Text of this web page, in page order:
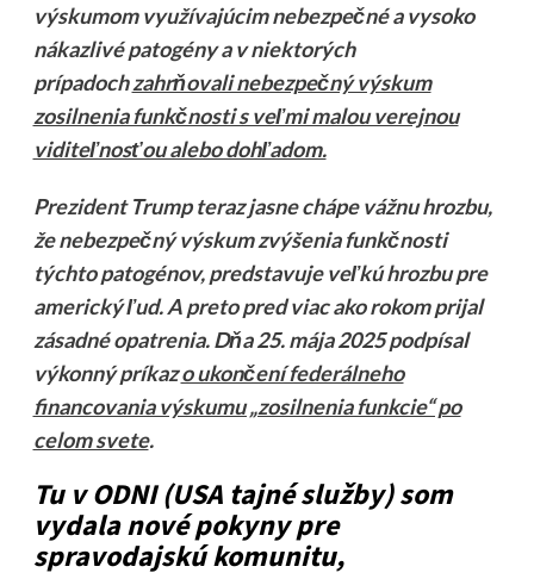
výskumom využívajúcim nebezpečné a vysoko
nákazlivé patogény a v niektorých
prípadochzahrňovali nebezpečný výskum
zosilnenia funkčnosti s veľmi malou verejnou
viditeľnosťou alebo dohľadom.
Prezident Trump teraz jasne chápe vážnu hrozbu,
že nebezpečný výskum zvýšenia funkčnosti
týchto patogénov, predstavuje veľkú hrozbu pre
americký ľud. A preto pred viac ako rokom prijal
zásadné opatrenia. Dňa 25. mája 2025 podpísal
výkonný príkazo ukončení federálneho
financovania výskumu „zosilnenia funkcie“ po
celom svete.
Tu v ODNI (USA tajné služby) som
vydala nové pokyny pre
spravodajskú komunitu,